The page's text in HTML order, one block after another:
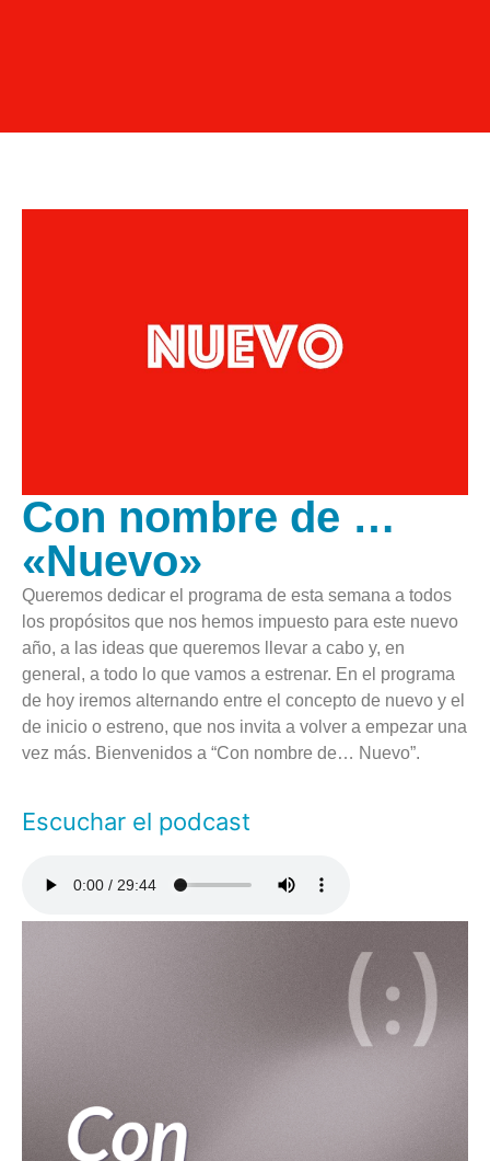
Con nombre de …
«Nuevo»
Queremos dedicar el programa de esta semana a todos
los propósitos que nos hemos impuesto para este nuevo
año, a las ideas que queremos llevar a cabo y, en
general, a todo lo que vamos a estrenar. En el programa
de hoy iremos alternando entre el concepto de nuevo y el
de inicio o estreno, que nos invita a volver a empezar una
vez más. Bienvenidos a “Con nombre de… Nuevo”.
Escuchar el podcast